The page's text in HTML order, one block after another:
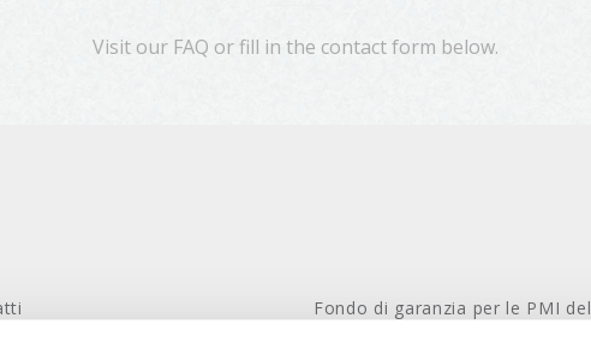
Visit our FAQ or fill in the contact form below.
Fondo di garanzia per le PMI del